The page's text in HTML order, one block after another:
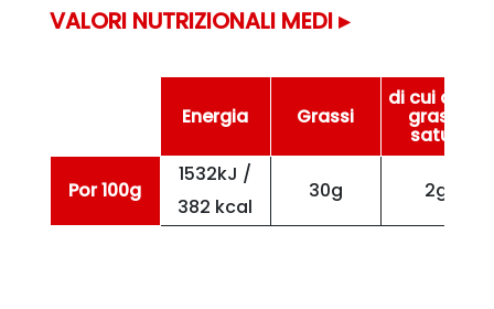
VALORI NUTRIZIONALI MEDI ▸
Energia Grassi
di cui acidi
grassi
saturi
Por 100g
1532kJ /
382 kcal
30g 2g